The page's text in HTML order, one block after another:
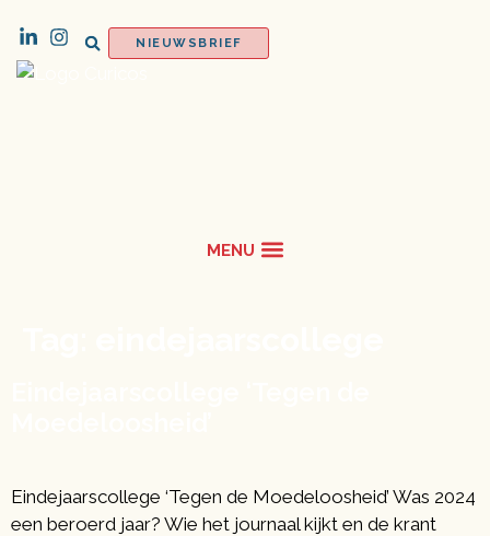
NIEUWSBRIEF
Eindejaarscollege ‘Tegen de Moedeloosheid’ Was 2024
een beroerd jaar? Wie het journaal kijkt en de krant